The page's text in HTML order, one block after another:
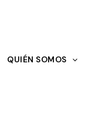
QUIÉN SOMOS